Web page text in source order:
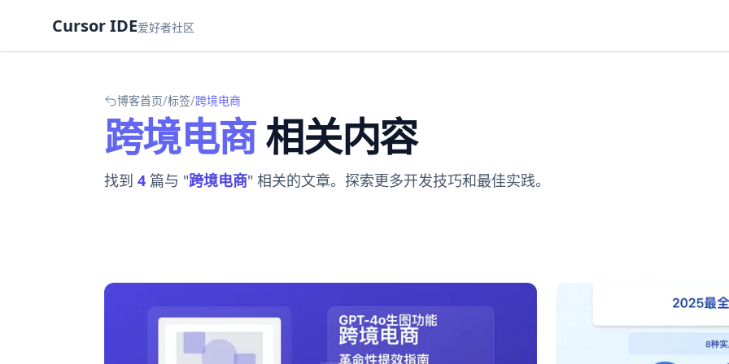
Cursor IDE爱好者社区
博客首页/标签/跨境电商
跨境电商相关内容
找到 4 篇与 "跨境电商" 相关的文章。探索更多开发技巧和最佳实践。